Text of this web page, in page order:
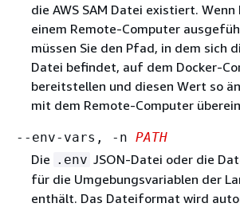
die AWS SAM Datei existiert.
einem Remote-Computer
müssen Sie den Pfad, in dem sich
Datei befindet, auf dem Docker-
bereitstellen und diesen Wert so
mit dem Remote-Computer
--env-vars, -n PATH
Die .env JSON-Datei oder die
für die Umgebungsvariablen der
enthält. Das Dateiformat wird